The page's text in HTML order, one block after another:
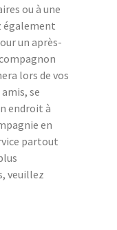
ou à une
également
un après-
lors de vos
se
endroit à
en
partout
veuillez